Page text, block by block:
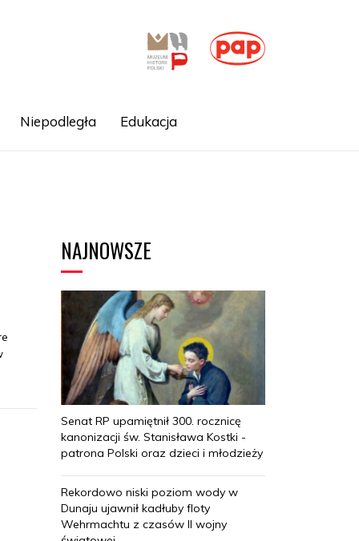
Niepodległa Edukacja
NAJNOWSZE
Senat RP upamiętnił 300. rocznicę
kanonizacji św. Stanisława Kostki -
patrona Polski oraz dzieci i młodzieży
Rekordowo niski poziom wody w
Dunaju ujawnił kadłuby floty
Wehrmachtu z czasów II wojny